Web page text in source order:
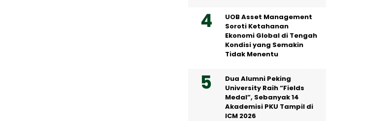
UOB Asset Management
Soroti Ketahanan
Ekonomi Global di Tengah
Kondisi yang Semakin
Tidak Menentu
Dua Alumni Peking
University Raih “Fields
Medal”, Sebanyak 14
Akademisi PKU Tampil di
ICM 2026